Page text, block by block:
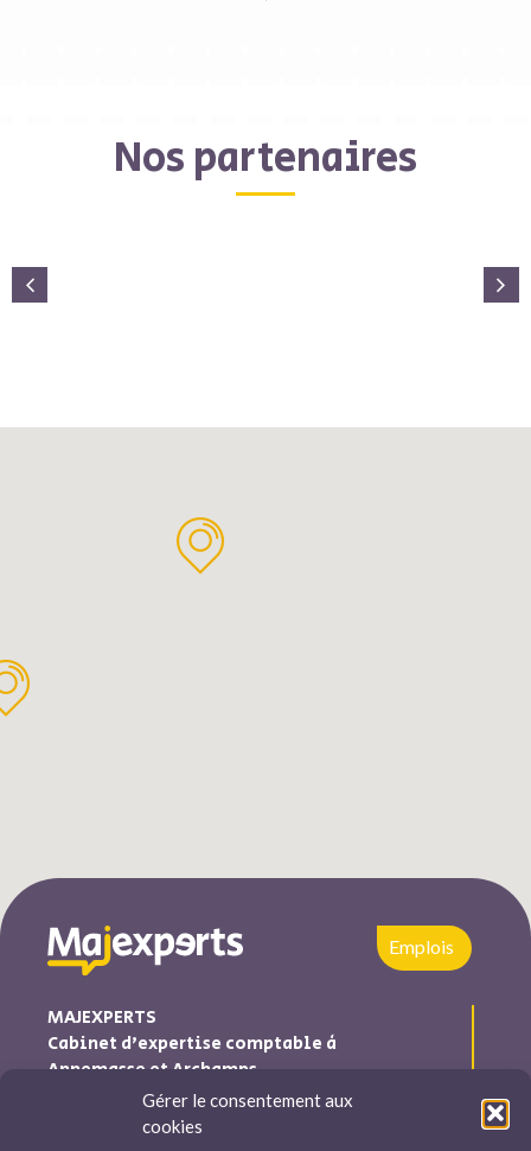
Gérer le consentement aux
cookies
Nos partenaires
Emplois
MAJEXPERTS
Cabinet d’expertise comptable à
Annemasse et Archamps
Majexperts est inscrite au tableau de l’ordre des experts
comptables Auvergne-Rhône-Alpes